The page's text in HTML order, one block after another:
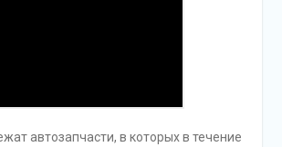
автозапчасти, в которых в течение